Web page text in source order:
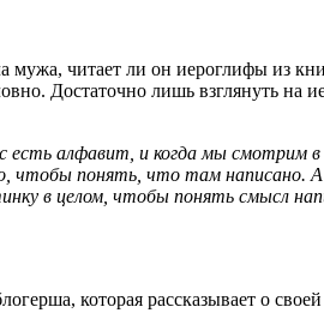
мужа, читает ли он иероглифы из
Достаточно лишь взглянуть на
чтобы понять, что там написано.
в целом, чтобы понять смысл
которая рассказывает о